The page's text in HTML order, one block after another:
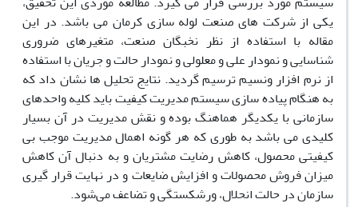
یکی از شرکت های صنعت لوله سازی کرمان می باشد. در این
مقاله با استفاده از نظر نخبگان صنعت، متغیرهای ضروری
شناسایی و نمودار علی و معلولی و نمودار حالت و جریان با استفاده
از نرم افزار ونسیم ترسیم گردید. نتایج تحلیل ها نشان داد که
به هنگام پیاده سازی سیستم مدیریت کیفیت باید کلیه واحدهای
سازمانی با یکدیگر هماهنگ بوده و نقش مدیریت در آن بسیار
کلیدی می باشد به طوری که هر گونه اهمال مدیریت موجب بی
کیفیتی محصول، کاهش رضایت مشتریان و به دنبال آن کاهش
میزان فروش محصولات و افزایش ضایعات و در نهایت قرار گیری
سازمان در حالت انحلال، ورشکستگی و تضاعف می‌شود.